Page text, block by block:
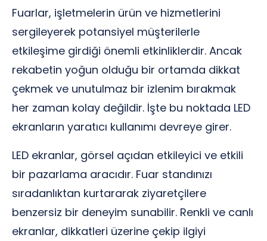
Fuarlar, işletmelerin ürün ve hizmetlerini
sergileyerek potansiyel müşterilerle
etkileşime girdiği önemli etkinliklerdir. Ancak
rekabetin yoğun olduğu bir ortamda dikkat
çekmek ve unutulmaz bir izlenim bırakmak
her zaman kolay değildir. İşte bu noktada LED
ekranların yaratıcı kullanımı devreye girer.
LED ekranlar, görsel açıdan etkileyici ve etkili
bir pazarlama aracıdır. Fuar standınızı
sıradanlıktan kurtararak ziyaretçilere
benzersiz bir deneyim sunabilir. Renkli ve canlı
ekranlar, dikkatleri üzerine çekip ilgiyi